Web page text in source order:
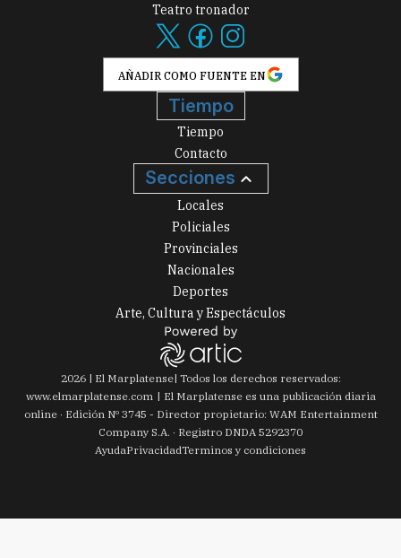
Teatro tronador
AÑADIR COMO FUENTE EN
Tiempo
Tiempo
Contacto
Secciones
Locales
Policiales
Provinciales
Nacionales
Deportes
Arte, Cultura y Espectáculos
2026| El Marplatense| Todos los derechos reservados:
www.elmarplatense.com
El Marplatense es una publicación diaria
online · Edición Nº 3745 - Director propietario: WAM Entertainment
Company S.A. · Registro DNDA 5292370
AyudaPrivacidadTerminos y condiciones